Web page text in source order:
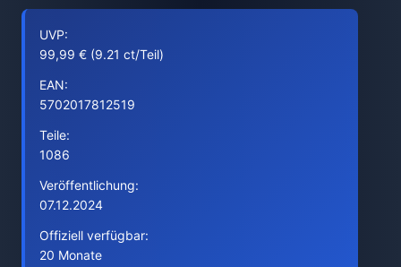
UVP:
99,99 € (9.21 ct/Teil)
EAN:
5702017812519
Teile:
1086
Veröffentlichung:
07.12.2024
Offiziell verfügbar:
20 Monate